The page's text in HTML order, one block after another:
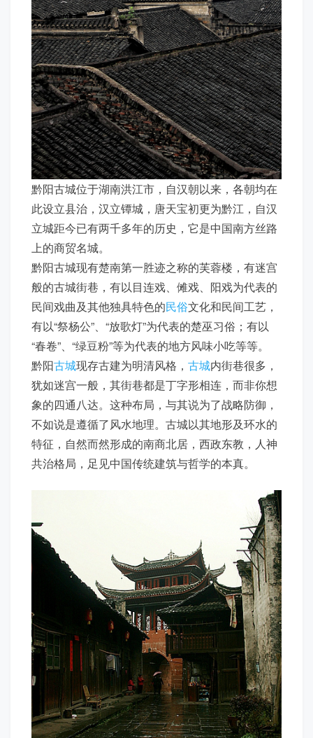
黔阳古城位于湖南洪江市，自汉朝以来，各朝均在
此设立县治，汉立镡城，唐天宝初更为黔江，自汉
立城距今已有两千多年的历史，它是中国南方丝路
上的商贸名城。
黔阳古城现有楚南第一胜迹之称的芙蓉楼，有迷宫
般的古城街巷，有以目连戏、傩戏、阳戏为代表的
民间戏曲及其他独具特色的民俗文化和民间工艺，
有以“祭杨公”、“放歌灯”为代表的楚巫习俗；有以
“春卷”、“绿豆粉”等为代表的地方风味小吃等等。
黔阳古城现存古建为明清风格， 古城内街巷很多，
犹如迷宫一般，其街巷都是丁字形相连，而非你想
象的四通八达。这种布局，与其说为了战略防御，
不如说是遵循了风水地理。古城以其地形及环水的
特征，自然而然形成的南商北居，西政东教，人神
共治格局，足见中国传统建筑与哲学的本真。